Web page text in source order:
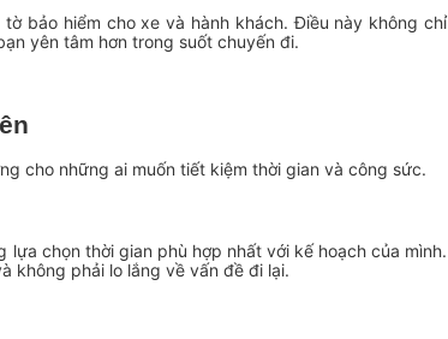
bảo hiểm cho xe và hành khách. Điều này không chỉ
yên tâm hơn trong suốt chuyến đi.
cho những ai muốn tiết kiệm thời gian và công sức.
chọn thời gian phù hợp nhất với kế hoạch của mình.
không phải lo lắng về vấn đề đi lại.